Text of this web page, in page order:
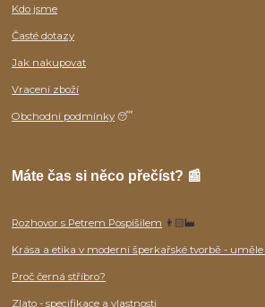
Kdo jsme
Časté dotazy
Jak nakupovat
Vracení zboží
Obchodní podmínky 😴
Máte čas si něco přečíst? 📰
Rozhovor s Petrem Pospíšilem 👨🏻‍🏭
Krása a etika v moderní šperkařské tvorbě -
Proč černá stříbro?
Zlato - specifikace a vlastnosti